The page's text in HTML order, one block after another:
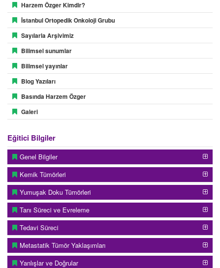
Harzem Özger Kimdir?
İstanbul Ortopedik Onkoloji Grubu
Sayılarla Arşivimiz
Bilimsel sunumlar
Bilimsel yayınlar
Blog Yazıları
Basında Harzem Özger
Galeri
Eğitici Bilgiler
Genel Bilgiler
Kemik Tümörleri
Yumuşak Doku Tümörleri
Tanı Süreci ve Evreleme
Tedavi Süreci
Metastatik Tümör Yaklaşımları
Yanlışlar ve Doğrular